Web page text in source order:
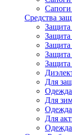
Средства
Защита
Защита
Защита
Для
Одежда
Для
Одежда
Для
Одежда